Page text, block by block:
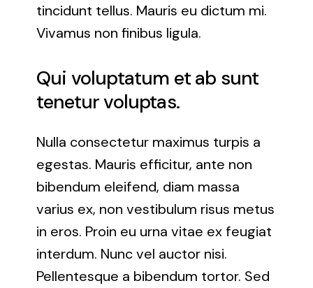
tincidunt tellus. Mauris eu dictum mi.
Vivamus non finibus ligula.
Qui voluptatum et ab sunt
tenetur voluptas.
Nulla consectetur maximus turpis a
egestas. Mauris efficitur, ante non
bibendum eleifend, diam massa
varius ex, non vestibulum risus metus
in eros. Proin eu urna vitae ex feugiat
interdum. Nunc vel auctor nisi.
Pellentesque a bibendum tortor. Sed